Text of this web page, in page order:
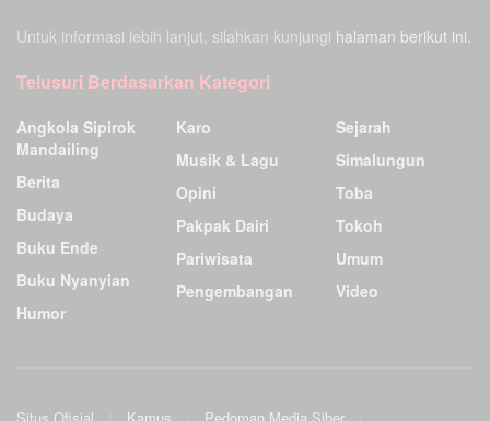
Untuk informasi lebih lanjut, silahkan kunjungi halaman berikut ini.
Telusuri Berdasarkan Kategori
Angkola Sipirok
Mandailing
Berita
Budaya
Buku Ende
Buku Nyanyian
Humor
Karo
Musik & Lagu
Opini
Pakpak Dairi
Pariwisata
Pengembangan
Sejarah
Simalungun
Toba
Tokoh
Umum
Video